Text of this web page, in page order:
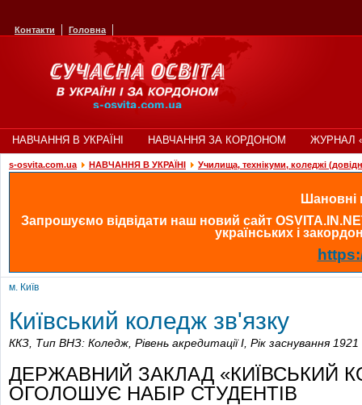
Контакти Головна
НАВЧАННЯ В УКРАЇНІ НАВЧАННЯ ЗА КОРДОНОМ ЖУРНАЛ
s-osvita.com.ua НАВЧАННЯ В УКРАЇНІ Училища, технікуми, коледжі
Шановні
Запрошуємо відвідати наш новий сайт
українських і
м. Київ
Київський коледж зв'язку
ККЗ, Тип ВНЗ: Коледж, Рівень акредитації I, Рік заснування 1921
ДЕРЖАВНИЙ ЗАКЛАД «КИЇВСЬКИЙ
ОГОЛОШУЄ НАБІР СТУДЕНТІВ